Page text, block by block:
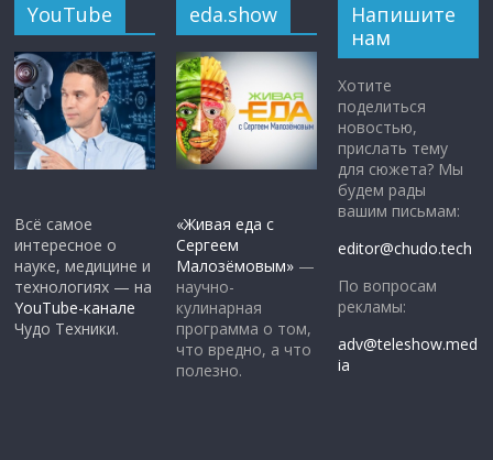
YouTube
Всё самое
интересное о
науке, медицине и
технологиях — на
YouTube-канале
Чудо Техники.
eda.show
«Живая еда с
Сергеем
Малозёмовым» —
научно-
кулинарная
программа о том,
что вредно, а что
полезно.
Напишите
нам
Хотите
поделиться
новостью,
прислать тему
для сюжета? Мы
будем рады
вашим письмам:
editor@chudo.tech
По вопросам
рекламы:
adv@teleshow.med
ia